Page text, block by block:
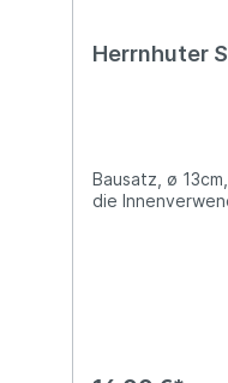
Herrnhuter
Bausatz, ø
die